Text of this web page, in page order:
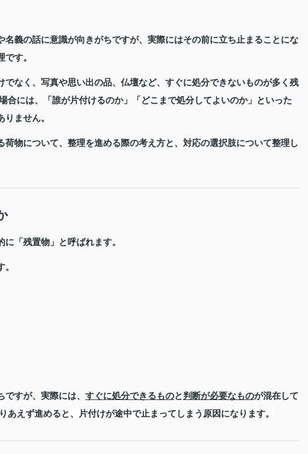
名義の話に意識が向きがちですが、実際にはその前に立ち止まることにな
す。
でなく、写真や思い出の品、仏壇など、すぐに処分できないものが多く残
合には、「誰が片付けるのか」「どこまで処分してよいのか」といった
ません。
荷物について、整理を進める際の考え方と、対応の選択肢について整理し
に「 残置物 」と呼ばれます。
すが、実際には、 すぐに処分できるものと判断が必要なものが混在して
あえず進めると、片付けが途中で止まってしまう原因になります。